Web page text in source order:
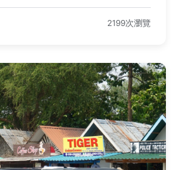
2199次瀏覽